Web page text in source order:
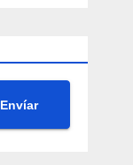
Envíar